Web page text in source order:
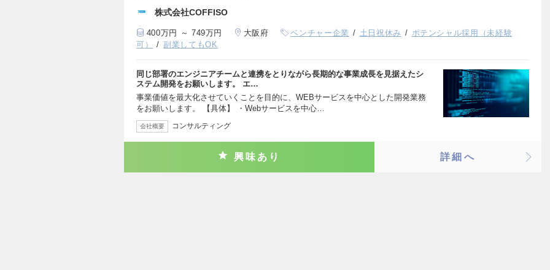
株式会社COFFISO
400万円 ～ 749万円 大阪府 ベンチャー企業 土日祝休み
ポテンシャル採用（未経験
可）
副業してもOK
同じ部署のエンジニアチームと連携をとりながら長期的な事業成長を見据えたシ
ステム開発をお願いします。 エ…
事業価値を最大化させていくことを目的に、WEBサービスを中心とした開発業務
をお願いします。 【具体】 ・Webサービスを中心…
会社概要 コンサルティング
興味あり 詳細へ